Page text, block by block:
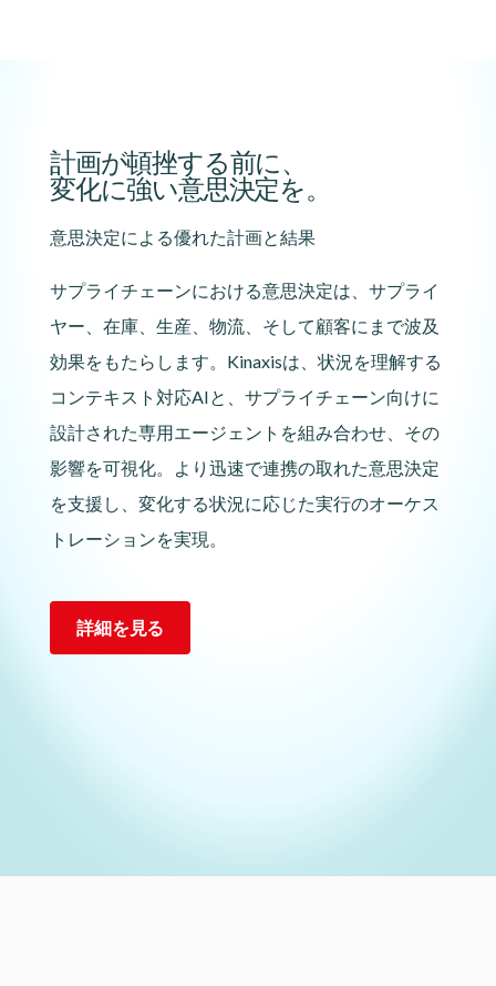
計画が頓挫する前に、
変化に強い意思決定を。
意思決定による優れた計画と結果
サプライチェーンにおける意思決定は、サプライ
ヤー、在庫、生産、物流、そして顧客にまで波及
効果をもたらします。Kinaxisは、状況を理解する
コンテキスト対応AIと、サプライチェーン向けに
設計された専用エージェントを組み合わせ、その
影響を可視化。より迅速で連携の取れた意思決定
を支援し、変化する状況に応じた実行のオーケス
トレーションを実現。
詳細を見る